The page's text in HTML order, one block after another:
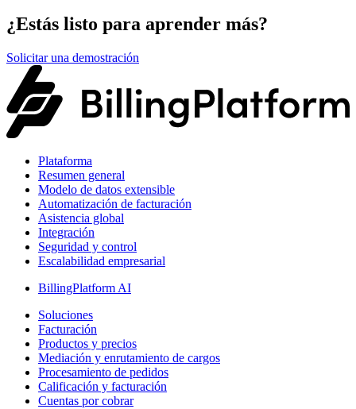
¿Estás listo para aprender más?
Solicitar una demostración
Plataforma
Resumen general
Modelo de datos extensible
Automatización de facturación
Asistencia global
Integración
Seguridad y control
Escalabilidad empresarial
BillingPlatform AI
Soluciones
Facturación
Productos y precios
Mediación y enrutamiento de cargos
Procesamiento de pedidos
Calificación y facturación
Cuentas por cobrar